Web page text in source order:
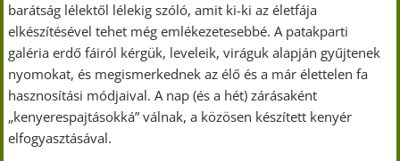
barátság lélektől lélekig szóló, amit ki-ki az életfája
elkészítésével tehet még emlékezetesebbé. A patakparti
galéria erdő fáiról kérgük, leveleik, viráguk alapján gyűjtenek
nyomokat, és megismerkednek az élő és a már élettelen fa
hasznosítási módjaival. A nap (és a hét) zárásaként
„kenyerespajtásokká” válnak, a közösen készített kenyér
elfogyasztásával.